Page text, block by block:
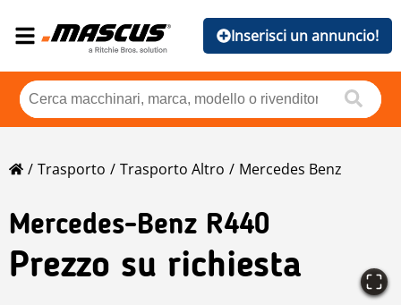
Inserisci un annuncio!
Trasporto Trasporto Altro Mercedes Benz
Mercedes-Benz R440
Prezzo su richiesta